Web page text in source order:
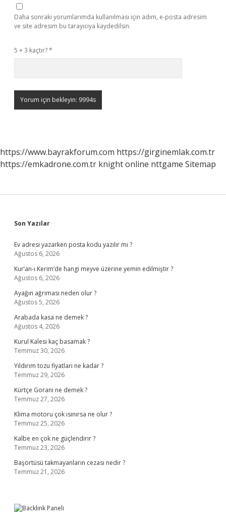
Daha sonraki yorumlarımda kullanılması için adım, e-posta adresim
ve site adresim bu tarayıcıya kaydedilsin.
5 + 3 kaçtır?*
https://www.bayrakforum.com https://girginemlak.com.tr
https://emkadrone.com.tr knight online nttgame Sitemap
Sidebar
Son Yazılar
Ev adresi yazarken posta kodu yazılır mı ?
Ağustos 6, 2026
Kur’an-ı Kerim’de hangi meyve üzerine yemin edilmiştir ?
Ağustos 6, 2026
Ayağın ağrıması neden olur ?
Ağustos 5, 2026
Arabada kasa ne demek ?
Ağustos 4, 2026
Kurul Kalesi kaç basamak ?
Temmuz 30, 2026
Yıldırım tozu fiyatları ne kadar ?
Temmuz 29, 2026
Kürtçe Gorani ne demek ?
Temmuz 27, 2026
Klima motoru çok ısınırsa ne olur ?
Temmuz 25, 2026
Kalbe en çok ne güçlendirir ?
Temmuz 23, 2026
Başörtüsü takmayanların cezası nedir ?
Temmuz 21, 2026